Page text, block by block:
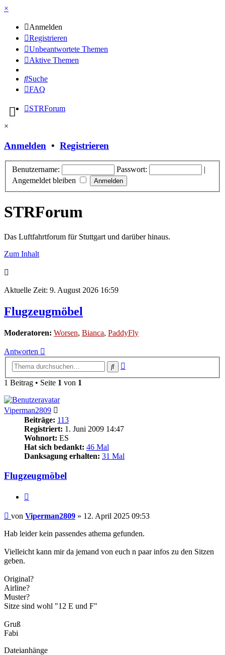
×
Anmelden
Registrieren
Unbeantwortete Themen
Aktive Themen
Suche
FAQ
STRForum
×
Anmelden • Registrieren
Benutzername: Passwort:
|
Angemeldet bleiben
STRForum
Das Luftfahrtforum für Stuttgart und darüber hinaus.
Zum Inhalt
Aktuelle Zeit: 9. August 2026 16:59
Flugzeugmöbel
Moderatoren: Worsen, Bianca, PaddyFly
Antworten
Suche
1 Beitrag • Seite 1 von 1
Viperman2809
Beiträge: 113
Registriert: 1. Juni 2009 14:47
Wohnort: ES
Hat sich bedankt: 46 Mal
Danksagung erhalten: 31 Mal
Flugzeugmöbel
Beitrag
von Viperman2809 » 12. April 2025 09:53
Hab leider kein passendes athema gefunden.
Vielleicht kann mir da jemand von euch n paar infos zu den Sitzen
geben.
Original?
Airline?
Muster?
Sitze sind wohl "12 E und F"
Gruß
Fabi
Dateianhänge